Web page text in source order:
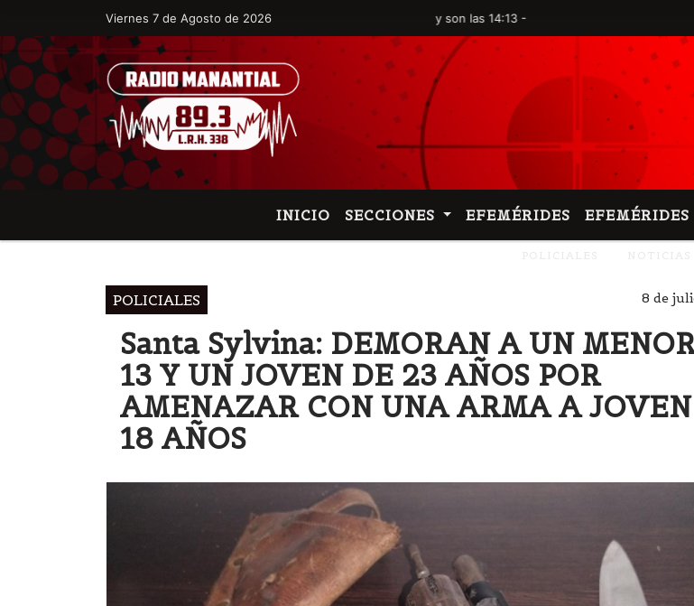
Viernes 7 de Agosto de 2026
Hoy es Viernes 7 de Agosto de 2026 y son las 14:13 -
INICIO SECCIONES EFEMÉRIDES EFEMÉRIDES
POLICIALES 8 de
Santa Sylvina: DEMORAN A UN
13 Y UN JOVEN DE 23 AÑOS POR
AMENAZAR CON UNA ARMA A
18 AÑOS